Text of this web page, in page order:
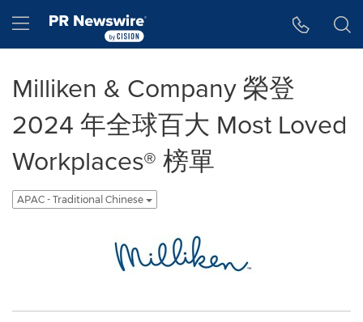
Hamburger menu
Milliken & Company 榮登
2024 年全球百大 Most Loved
Workplaces® 榜單
APAC - Traditional Chinese